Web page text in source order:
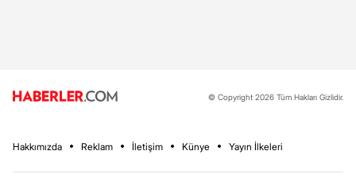
© Copyright 2026 Tüm Hakları Gizlidir.
Hakkımızda Reklam İletişim Künye Yayın İlkeleri